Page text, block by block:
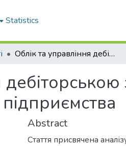
Statistics
Облік та управління дебіторською заборгованістю для зміцнення фінансової безпеки підприємства
Abstract
Стаття присвячена